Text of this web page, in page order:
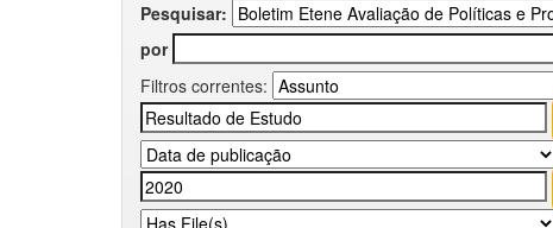
Pesquisar:
por
Filtros correntes: